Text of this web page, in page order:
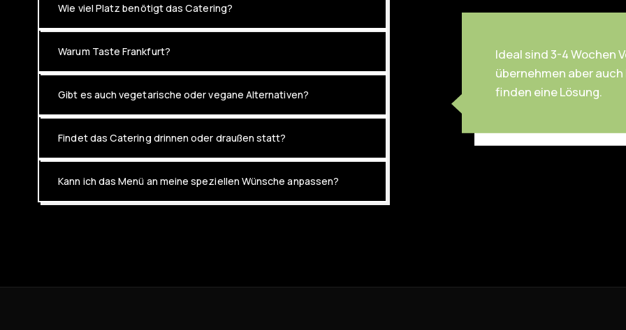
Wie viel Platz benötigt das Catering?
Warum Taste Frankfurt?
Gibt es auch vegetarische oder vegane Alternativen?
Findet das Catering drinnen oder draußen statt?
Kann ich das Menü an meine speziellen Wünsche anpassen?
Ideal sind 3-4 Wochen
übernehmen aber
finden eine Lösung.